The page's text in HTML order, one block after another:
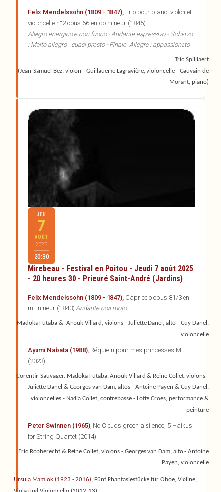
Felix Mendelssohn (1809 - 1847), Trio pour piano, violon et
violoncelle n°2 opus 66 en do mineur (1845)
Allegro energico e con fuoco - Andante espressivo - Scherzo
: Molto allegro . quasi presto - Finale. Allegro : appassionato
Trio Spilliaert
(Jean-Samuel Bez, violon - Guillaueme Lagravière, violoncelle - Gauvain de
Morant, piano)
JEU
7
AOÛT
2025
20:30
Mirebeau - Festival en Poitou - Jeudi 7 août 2025
- 20 heures 30 - Prieuré Saint-André (Jardins)
Felix Mendelssohn (1809 - 1847), Capriccio opus 81/3 en
mi mineur (1843) Andante con moto
Madoka Futaba & Anouk Villard, violons - Juliette Danel, alto - Guy Danel,
violoncelle
Ayumi Nabata (1988), Réquiem pour mes princesses M
(2023)
Corentin Sauvager, Madoka Futaba, Anouk Villard & Reine Collet, violons -
Juliette Danel & Georges van Dam, altos - Antoine Payen & Guy Danel,
violoncelles - Nadia Collet, contrebasse - Lotte Croes, performance &
peinture
Peter Swinnen (1965), No Clouds green a silence, 5 Haikus
for String Quartet (2014)
Eric Robberecht & Reine Collet, violons - Georges van Dam, alto - Antoine
Payen, violoncelle
Ursula Mamlok (1923 - 2016), Fünf Phantasiestücke für Oboe, Violine,
Viola und Violoncello (2012-13)